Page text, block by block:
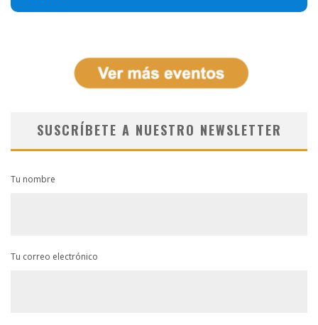
SUSCRÍBETE A NUESTRO NEWSLETTER
Tu nombre
Tu correo electrónico